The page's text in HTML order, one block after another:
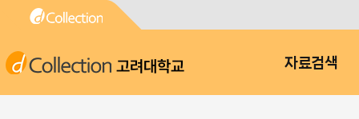
고려대학교 자료검색